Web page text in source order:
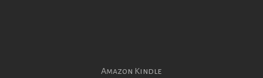
Amazon Kindle